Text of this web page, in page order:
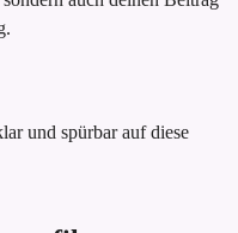
und spürbar auf diese